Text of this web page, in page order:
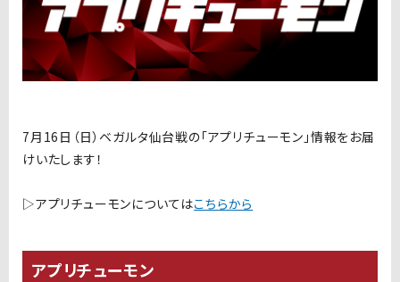
7月16日（日）ベガルタ仙台戦の「アプリチューモン」情報をお届
けいたします！
▷アプリチューモンについてはこちらから
アプリチューモン